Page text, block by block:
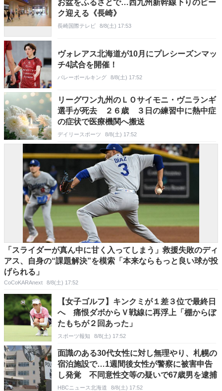
お盆をふるさとで…西九州新幹線下りのピー
ク迎える《長崎》
長崎国際テレビ 8/8(土) 17:53
ヴォレアス北海道が10月にプレシーズンマッ
チ4試合を開催！
バレーボールキング 8/8(土) 17:52
リーグワン九州のＬＯサイモニ・ヴニランギ
選手が死去 ２６歳 ３日の練習中に熱中症
の症状で医療機関へ搬送
デイリースポーツ 8/8(土) 17:52
「スライダーが真ん中に甘く入ってしまう」救援失敗のディ
アス、自身の“課題解決”を模索「本来ならもっと良い球が投
げられる」
CoCoKARAnext 8/8(土) 17:52
【女子ゴルフ】キンクミが１差３位で最終日
へ 痛恨ダボからＶ戦線に再浮上「棚からぼ
たもちが２回あった」
スポーツ報知 8/8(土) 17:52
面識のある30代女性に対し無理やり、札幌の
宿泊施設で…1週間後女性が警察に被害申告
し発覚 不同意性交等の疑いで67歳男を逮捕
HBCニュース北海道 8/8(土) 17:52